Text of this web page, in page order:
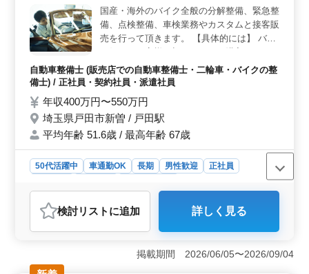
＋待遇充実で安心＞ 車通勤が可能で通勤負担を抑えら
れる環境です。交通費支給や社会保険完備など福利厚生
も整っており、安定した条件のもとで安心して長く働け
る職場です。
国産・海外のバイク全般の分解整備、緊急整
備、点検整備、車検業務やカスタムと接客販
売を行って頂きます。 【具体的には】 バイ
しているお客様 当店にお問い合わせいただ
くお客様は様々です。 お客様一人ひとり目
バイク生活が送れるように整備・カスタム・
販売 そしてアフターサービスを行います。
二輪車の整備経験のある中高年の方歓迎致し
ます！
自動車整備士 (販売店での自動車整備士・二輪車・バイクの整
備士) / 正社員・契約社員・派遣社員
年収400万円〜550万円
埼玉県戸田市新曽 / 戸田駅
平均年齢 51.6歳 / 最高年齢 67歳
50代活躍中 車通勤OK 長期 男性歓迎
正社員
おすすめポイント
＜幅広い業務範囲＞ 国産・海外のバイクを含む幅広い
車種の整備、販売、カスタマイズ、アフターサービスな
ど多岐にわたる業務を行えます。お客様のニーズに合わ
せたサポートが可能です。 ＜中高年の経験者歓迎
検討リスト に追加 詳しく見る
掲載期間 2026/06/05〜2026/09/04